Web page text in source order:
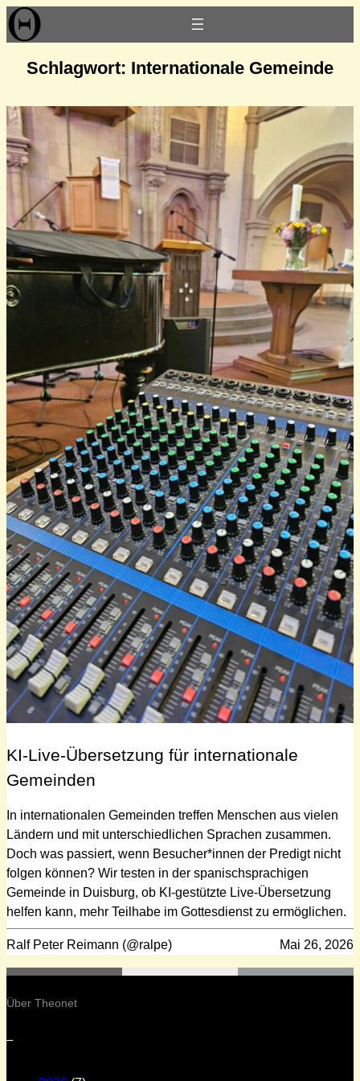
Zum
Inhalt
Schlagwort: Internationale Gemeinde
KI-Live-Übersetzung für internationale
Gemeinden
In internationalen Gemeinden treffen Menschen aus vielen
Ländern und mit unterschiedlichen Sprachen zusammen.
Doch was passiert, wenn Besucher*innen der Predigt nicht
folgen können? Wir testen in der spanischsprachigen
Gemeinde in Duisburg, ob KI-gestützte Live-Übersetzung
helfen kann, mehr Teilhabe im Gottesdienst zu ermöglichen.
Ralf Peter Reimann (@ralpe) Mai 26, 2026
Über Theonet
–